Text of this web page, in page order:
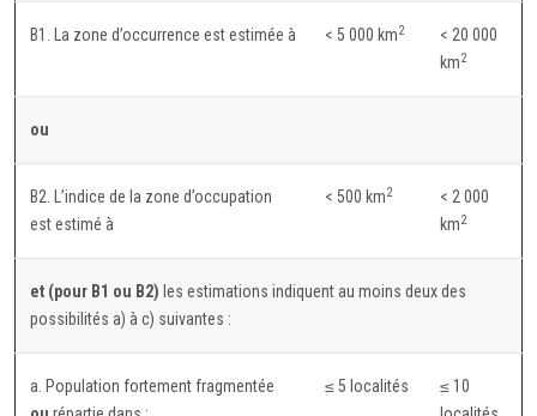
B1. La zone d’occurrence est estimée à < 5 000 km2
< 20 000
km2
ou
B2. L’indice de la zone d’occupation
est estimé à
< 500 km2
< 2 000
km2
et (pour B1 ou B2) les estimations indiquent au moins deux des
possibilités a) à c) suivantes :
a. Population fortement fragmentée
≤ 5 localités
≤ 10